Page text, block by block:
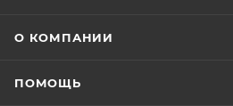
О КОМПАНИИ
ПОМОЩЬ